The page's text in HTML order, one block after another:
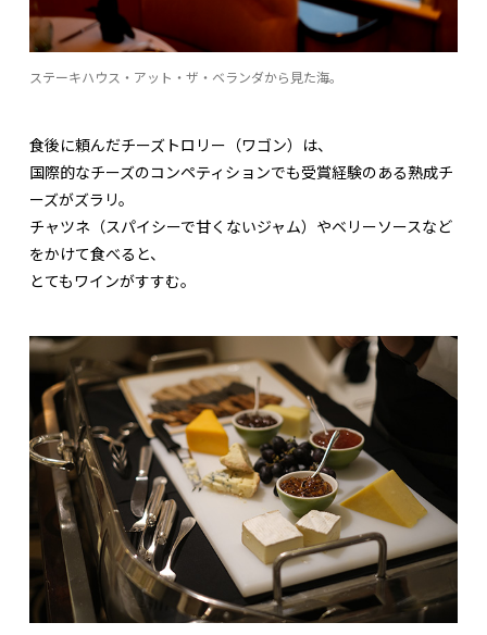
ステーキハウス・アット・ザ・ベランダから見た海。
食後に頼んだチーズトロリー（ワゴン）は、
国際的なチーズのコンペティションでも受賞経験のある熟成チ
ーズがズラリ。
チャツネ（スパイシーで甘くないジャム）やベリーソースなど
をかけて食べると、
とてもワインがすすむ。